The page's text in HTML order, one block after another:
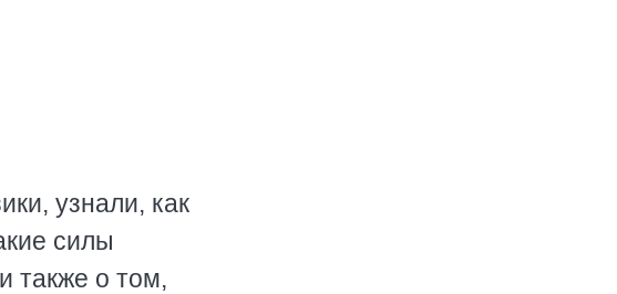
узнали, как
силы
также о том,